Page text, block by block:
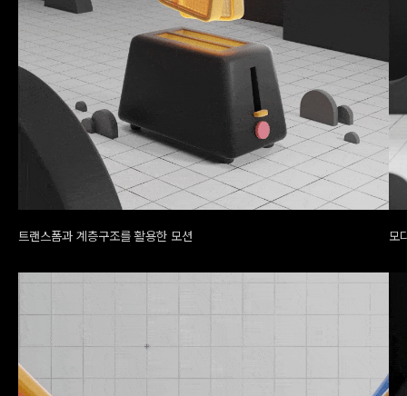
트랜스폼과 계층구조를 활용한 모션 모